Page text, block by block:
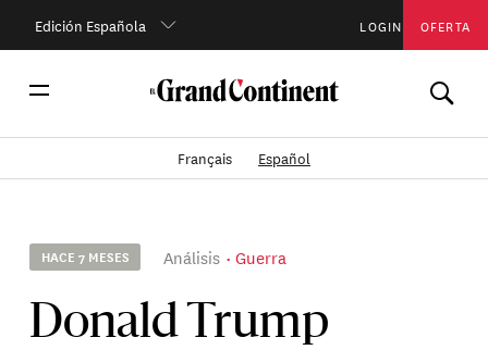
Edición Española LOGIN OFERTA
Français Español
HACE 7 MESES Análisis Guerra
Donald Trump